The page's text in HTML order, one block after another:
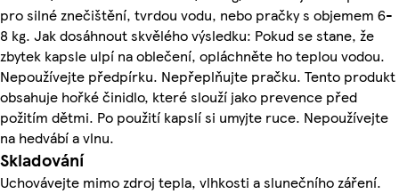
pro silné znečištění, tvrdou vodu, nebo pračky s objemem 6-
8 kg. Jak dosáhnout skvělého výsledku: Pokud se stane, že
zbytek kapsle ulpí na oblečení, opláchněte ho teplou vodou.
Nepoužívejte předpírku. Nepřeplňujte pračku. Tento produkt
obsahuje hořké činidlo, které slouží jako prevence před
požitím dětmi. Po použití kapslí si umyjte ruce. Nepoužívejte
na hedvábí a vlnu.
Skladování
Uchovávejte mimo zdroj tepla, vlhkosti a slunečního záření.